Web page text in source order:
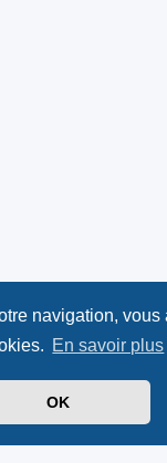
navigation, vous
En savoir plus
OK